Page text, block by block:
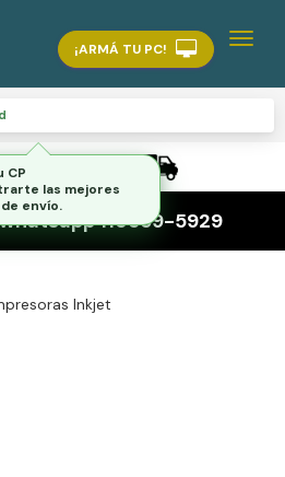
¡ARMÁ TU PC!
A TODO EL PAÍS
116559-5929
Inkjet
CP
las mejores
envío.